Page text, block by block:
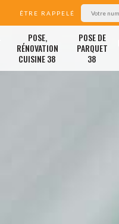
ÊTRE RAPPELÉ
POSE,
RÉNOVATION
CUISINE 38
POSE DE
PARQUET
38